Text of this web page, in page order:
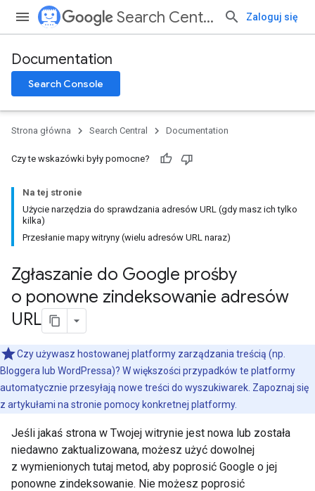
Search Central Zaloguj się
Documentation
Search Console
Strona główna Search Central Documentation
Czy te wskazówki były pomocne?
Na tej stronie
Użycie narzędzia do sprawdzania adresów URL (gdy masz ich tylko
kilka)
Przesłanie mapy witryny (wielu adresów URL naraz)
Zgłaszanie do Google prośby
o ponowne zindeksowanie adresów
URL
Czy używasz hostowanej platformy zarządzania treścią (np.
Bloggera lub WordPressa)? W większości przypadków te platformy
automatycznie przesyłają nowe treści do wyszukiwarek. Zapoznaj się
z artykułami na stronie pomocy konkretnej platformy.
Jeśli jakaś strona w Twojej witrynie jest nowa lub została
niedawno zaktualizowana, możesz użyć dowolnej
z wymienionych tutaj metod, aby poprosić Google o jej
ponowne zindeksowanie. Nie możesz poprosić